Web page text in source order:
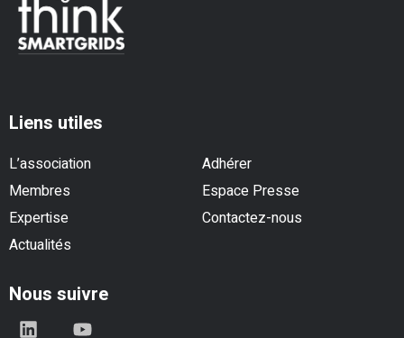
Liens utiles
L’association
Adhérer
Membres
Espace Presse
Expertise
Contactez-nous
Actualités
Nous suivre